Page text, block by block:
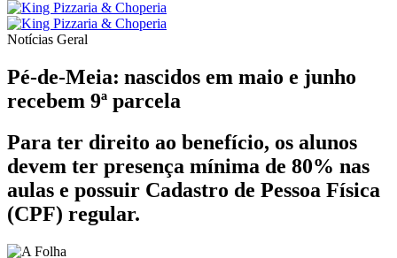
Notícias Geral
Pé-de-Meia: nascidos em maio e junho
recebem 9ª parcela
Para ter direito ao benefício, os alunos
devem ter presença mínima de 80% nas
aulas e possuir Cadastro de Pessoa Física
(CPF) regular.